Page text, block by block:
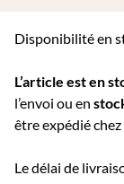
Disponibilité en
L’article est en
l’envoi ou en
être expédié
Le délai de